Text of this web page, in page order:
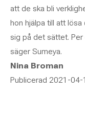
att de ska bli
hon hjälpa till att
sig på det sättet.
säger Sumeya.
Nina Broman
Publicerad 2021-04-